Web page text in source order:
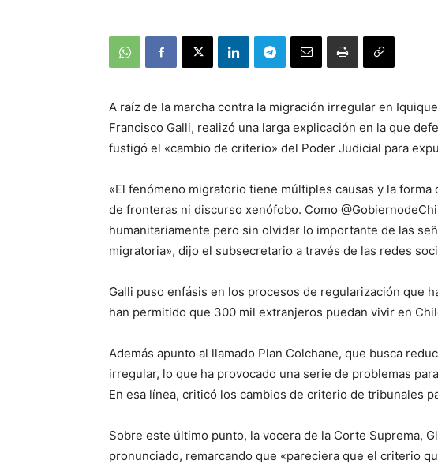
A raíz de la marcha contra la migración irregular en
Francisco Galli, realizó una larga explicación en la que
fustigó el «cambio de criterio» del Poder Judicial para
«El fenómeno migratorio tiene múltiples causas y la
de fronteras ni discurso xenófobo. Como
humanitariamente pero sin olvidar lo importante de las
migratoria», dijo el subsecretario a través de las redes
Galli puso enfásis en los procesos de regularización que
han permitido que 300 mil extranjeros puedan vivir en
Además apunto al llamado Plan Colchane, que busca
irregular, lo que ha provocado una serie de problemas
En esa línea, criticó los cambios de criterio de tribunales
Sobre este último punto, la vocera de la Corte Suprema,
pronunciado, remarcando que «pareciera que el criterio